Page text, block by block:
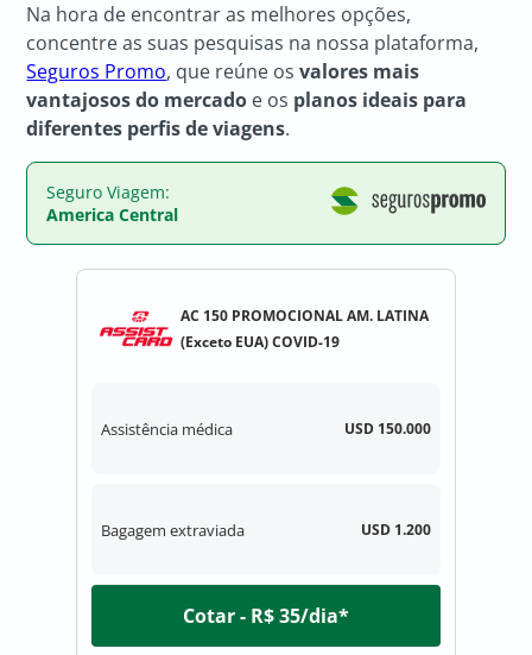
Na hora de encontrar as melhores opções,
concentre as suas pesquisas na nossa plataforma,
Seguros Promo, que reúne osvalores mais
vantajosos do mercado e os planos ideais para
diferentes perfis de viagens.
Seguro Viagem:
America Central
AC 150 PROMOCIONAL AM. LATINA
(Exceto EUA) COVID-19
Assistência médica USD 150.000
Bagagem extraviada USD 1.200
Cotar - R$ 35/dia*